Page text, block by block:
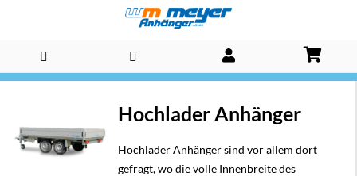
Direkt
Inhalt
Hochlader Anhänger
Hochlader Anhänger sind vor allem dort
gefragt, wo die volle Innenbreite des